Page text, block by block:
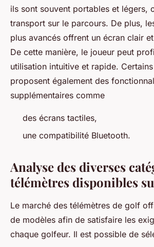
ils sont souvent portables et légers,
transport sur le parcours. De plus,
plus avancés offrent un écran clair
De cette manière, le joueur peut
utilisation intuitive et rapide.
proposent également des
supplémentaires comme
des écrans tactiles,
une compatibilité Bluetooth.
Analyse des diverses
télémètres disponibles
Le marché des télémètres de golf
de modèles afin de satisfaire les
chaque golfeur. Il est possible de